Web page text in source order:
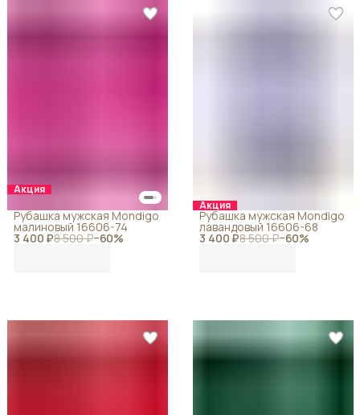
Акция
3 400 ₽8 500 ₽−60%
Рубашка мужская Mondigo
малиновый 16606-74
Акция
3 400 ₽8 500 ₽−60%
Рубашка мужская Mondigo
лавандовый 16606-68